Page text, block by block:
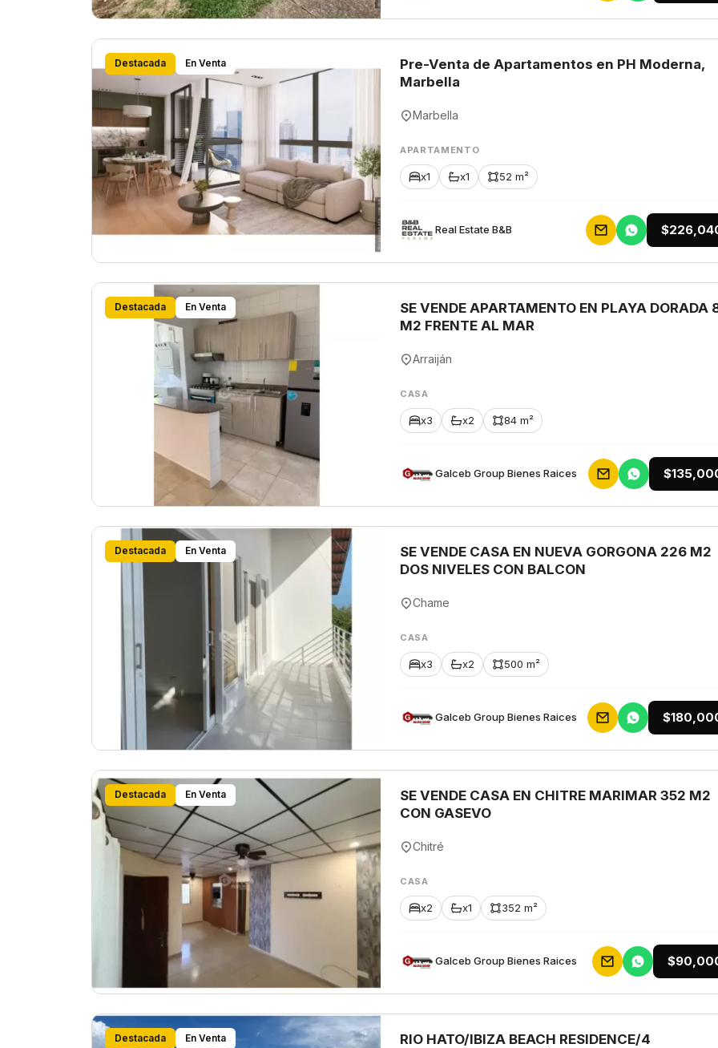
Destacada En Venta
Pre-Venta de Apartamentos en PH Moderna,
Marbella
Marbella
APARTAMENTO
x1 x1 52 m²
Rеаl Еstаtе В&В
Destacada En Venta
SE VENDE APARTAMENTO EN PLAYA DORADA
M2 FRENTE AL MAR
Arraiján
CASA
x3 x2 84 m²
Galceb Group Bienes Raices
Destacada En Venta
SE VENDE CASA EN NUEVA GORGONA 226 M2
DOS NIVELES CON BALCON
Chame
CASA
x3 x2 500 m²
Galceb Group Bienes Raices
Destacada En Venta
SE VENDE CASA EN CHITRE MARIMAR 352 M2
CON GASEVO
Chitré
CASA
x2 x1 352 m²
Galceb Group Bienes Raices
Destacada En Venta
RIO HATO/IBIZA BEACH RESIDENCE/4